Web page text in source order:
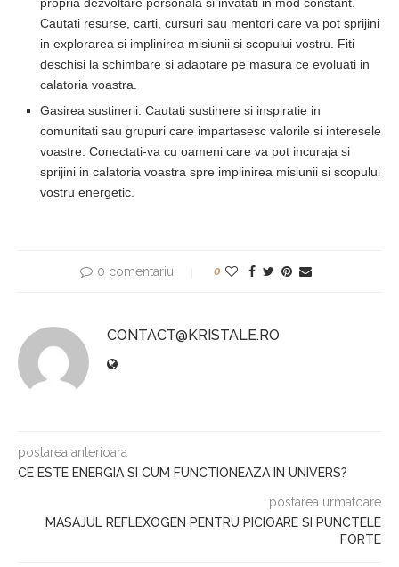
propria dezvoltare personala si invatati in mod constant.
Cautati resurse, carti, cursuri sau mentori care va pot sprijini
in explorarea si implinirea misiunii si scopului vostru. Fiti
deschisi la schimbare si adaptare pe masura ce evoluati in
calatoria voastra.
Gasirea sustinerii: Cautati sustinere si inspiratie in
comunitati sau grupuri care impartasesc valorile si interesele
voastre. Conectati-va cu oameni care va pot incuraja si
sprijini in calatoria voastra spre implinirea misiunii si scopului
vostru energetic.
0 comentariu 0
CONTACT@KRISTALE.RO
postarea anterioara
CE ESTE ENERGIA SI CUM FUNCTIONEAZA IN UNIVERS?
postarea urmatoare
MASAJUL REFLEXOGEN PENTRU PICIOARE SI PUNCTELE
FORTE